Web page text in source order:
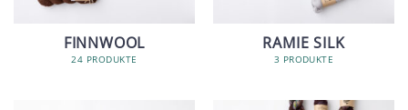
FINNWOOL
24 PRODUKTE
RAMIE SILK
3 PRODUKTE